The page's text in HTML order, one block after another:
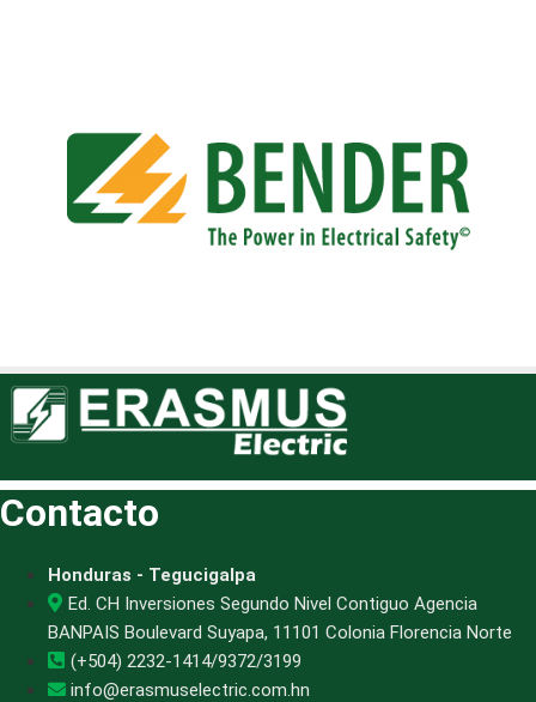
Contacto
Honduras - Tegucigalpa
Ed. CH Inversiones Segundo Nivel Contiguo Agencia
BANPAIS Boulevard Suyapa, 11101 Colonia Florencia Norte
(+504) 2232-1414/9372/3199
info@erasmuselectric.com.hn